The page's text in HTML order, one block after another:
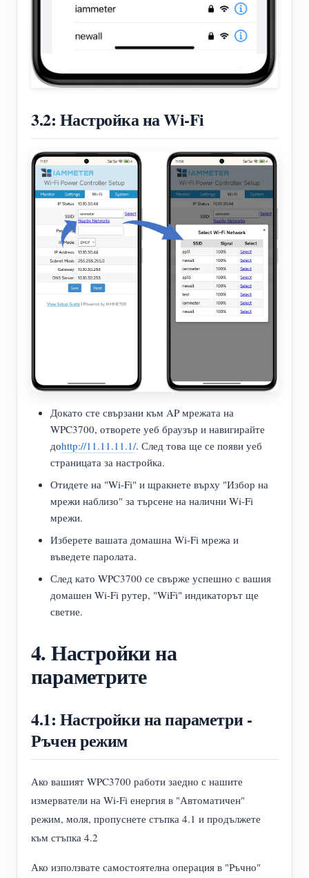
3.2: Настройка на Wi-Fi
Докато сте свързани към AP мрежата на
WPC3700, отворете уеб браузър и навигирайте
доhttp://11.11.11.1/. След това ще се появи уеб
страницата за настройка.
Отидете на "Wi-Fi" и щракнете върху "Избор на
мрежи наблизо" за търсене на налични Wi-Fi
мрежи.
Изберете вашата домашна Wi-Fi мрежа и
въведете паролата.
След като WPC3700 се свърже успешно с вашия
домашен Wi-Fi рутер, "WiFi" индикаторът ще
светне.
4. Настройки на
параметрите
4.1: Настройки на параметри -
Ръчен режим
Ако вашият WPC3700 работи заедно с нашите
измерватели на Wi-Fi енергия в "Автоматичен"
режим, моля, пропуснете стъпка 4.1 и продължете
към стъпка 4.2
Ако използвате самостоятелна операция в "Ръчно"